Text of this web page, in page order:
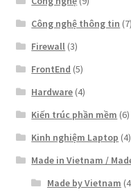
Công nghệ thông tin (7)
Firewall (3)
FrontEnd (5)
Hardware (4)
Kiến trúc phần mềm (6)
Kinh nghiệm Laptop (4)
Made in Vietnam /
Made by Vietnam